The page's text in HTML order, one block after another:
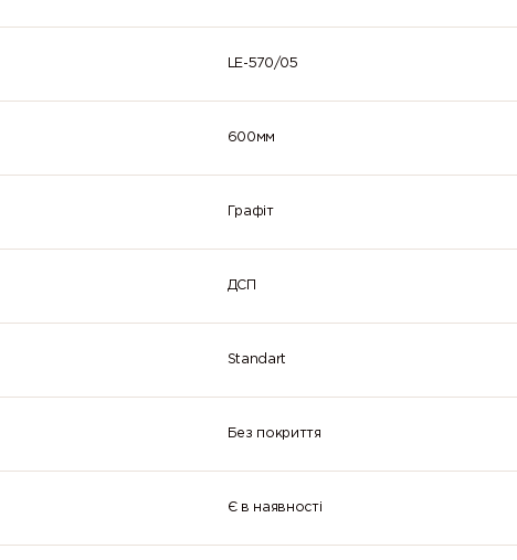
LE-570/05
600мм
Графіт
ДСП
Standart
Без покриття
Є в наявності